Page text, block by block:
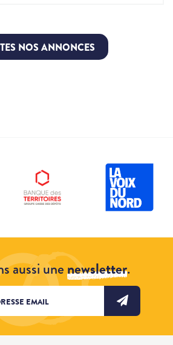
NOS ANNONCES
aussi unenewsletter.